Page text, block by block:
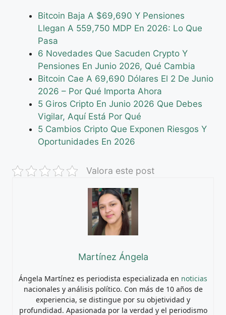
Bitcoin Baja A $69,690 Y Pensiones
Llegan A 559,750 MDP En 2026: Lo Que
Pasa
6 Novedades Que Sacuden Crypto Y
Pensiones En Junio 2026, Qué Cambia
Bitcoin Cae A 69,690 Dólares El 2 De Junio
2026 – Por Qué Importa Ahora
5 Giros Cripto En Junio 2026 Que Debes
Vigilar, Aquí Está Por Qué
5 Cambios Cripto Que Exponen Riesgos Y
Oportunidades En 2026
Valora este post
Martínez Ángela
Ángela Martínez es periodista especializada en noticias
nacionales y análisis político. Con más de 10 años de
experiencia, se distingue por su objetividad y
profundidad. Apasionada por la verdad y el periodismo